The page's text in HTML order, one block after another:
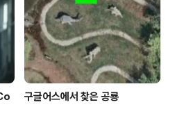
구글어스에서 찾은 공룡